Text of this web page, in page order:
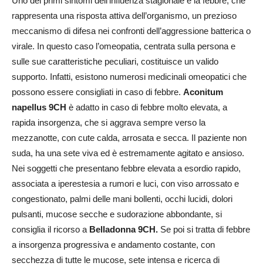
rappresenta una risposta attiva dell’organismo, un prezioso
meccanismo di difesa nei confronti dell’aggressione batterica o
virale. In questo caso l’omeopatia, centrata sulla persona e
sulle sue caratteristiche peculiari, costituisce un valido
supporto. Infatti, esistono numerosi medicinali omeopatici che
possono essere consigliati in caso di febbre. Aconitum
napellus 9CH è adatto in caso di febbre molto elevata, a
rapida insorgenza, che si aggrava sempre verso la
mezzanotte, con cute calda, arrosata e secca. Il paziente non
suda, ha una sete viva ed è estremamente agitato e ansioso.
Nei soggetti che presentano febbre elevata a esordio rapido,
associata a iperestesia a rumori e luci, con viso arrossato e
congestionato, palmi delle mani bollenti, occhi lucidi, dolori
pulsanti, mucose secche e sudorazione abbondante, si
consiglia il ricorso a Belladonna 9CH. Se poi si tratta di febbre
a insorgenza progressiva e andamento costante, con
secchezza di tutte le mucose, sete intensa e ricerca di